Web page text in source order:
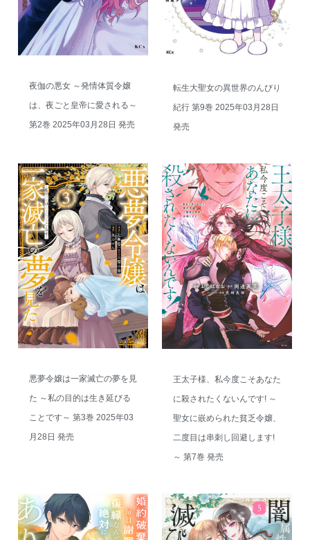
夜伽の悪女 ～発情体質令嬢
は、夜ごと皇帝に愛される～
第2巻 2025年03月28日 発売
転生大聖女の異世界のんびり
紀行 第9巻 2025年03月28日
発売
悪夢令嬢は一家滅亡の夢を見
た ～私の目的は生き延びる
ことです～ 第3巻 2025年03
月28日 発売
王太子様、私今度こそあなた
に殺されたくないんです! ～
聖女に嵌められた貧乏令嬢、
二度目は串刺し回避します!
～ 第7巻 発売